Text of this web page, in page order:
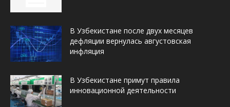
В Узбекистане после двух месяцев
дефляции вернулась августовская
инфляция
В Узбекистане примут правила
инновационной деятельности